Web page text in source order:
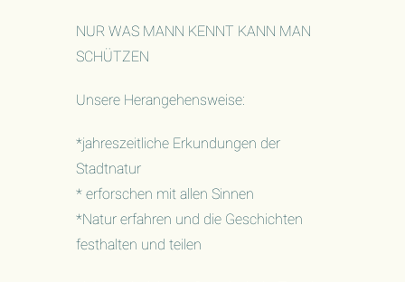
NUR WAS MANN KENNT KANN MAN
SCHÜTZEN
Unsere Herangehensweise:
*jahreszeitliche Erkundungen der
Stadtnatur
* erforschen mit allen Sinnen
*Natur erfahren und die Geschichten
festhalten und teilen